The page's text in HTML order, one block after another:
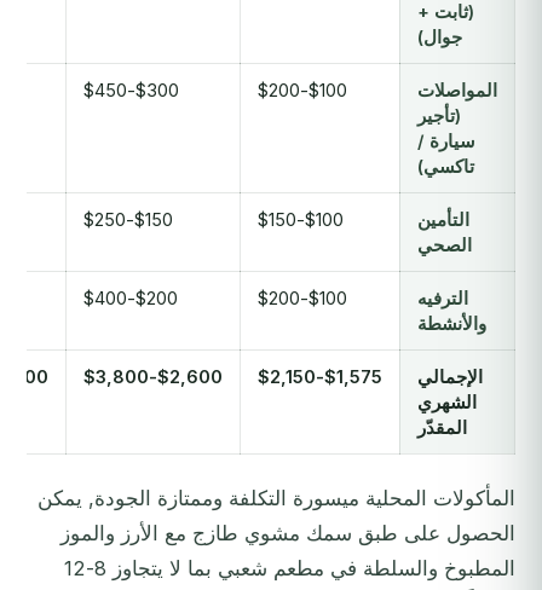
(ثابت +
جوال)
المواصلات
(تأجير
سيارة /
تاكسي)
$100-$200
$300-$450
التأمين
الصحي
$100-$150
$150-$250
الترفيه
والأنشطة
$100-$200
$200-$400
الإجمالي
الشهري
المقدّر
$1,575-$2,150
$2,600-$3,800
$6,300
المأكولات المحلية ميسورة التكلفة وممتازة الجودة, يمكن
الحصول على طبق سمك مشوي طازج مع الأرز والموز
المطبوخ والسلطة في مطعم شعبي بما لا يتجاوز 8-12